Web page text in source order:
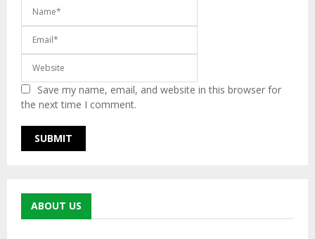
Save my name, email, and website in this browser for
the next time I comment.
ABOUT US